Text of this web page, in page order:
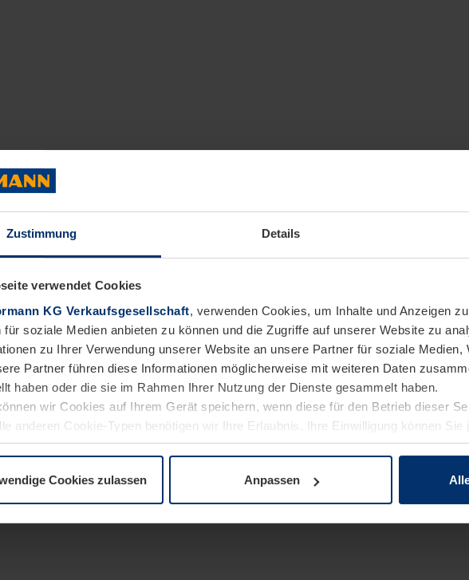
Zustimmung Details
verwendet Cookies
KG Verkaufsgesellschaft, verwenden Cookies, um Inhalte und Anzeigen
für soziale Medien anbieten zu können und die Zugriffe auf unserer Website zu
zu Ihrer Verwendung unserer Website an unsere Partner für soziale Medien,
Partner führen diese Informationen möglicherweise mit weiteren Daten
haben oder die sie im Rahmen Ihrer Nutzung der Dienste gesammelt haben.
wir Cookies auf Ihrem Gerät speichern, wenn diese für den Betrieb dieser
anderen Cookie-Typen benötigen wir Ihre Erlaubnis. Ihre Einwilligung können Sie
auf der SeiteDatenschutzerklärungunserer Website ändern oder widerrufen.
Cookies zulassen Anpassen